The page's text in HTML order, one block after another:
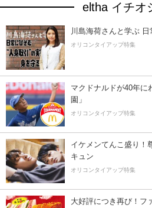
eltha イチオ
川島海荷さんと学ぶ 日
オリコンタイアップ特集
マクドナルドが40年に
園」
オリコンタイアップ特集
イケメンてんこ盛り！
キュン
オリコンタイアップ特集
大好評につき再び！フ